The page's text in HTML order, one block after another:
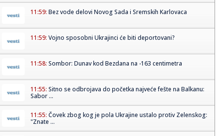
11:59: Bez vode delovi Novog Sada i Sremskih Karlovaca
11:59: Vojno sposobni Ukrajinci će biti deportovani?
11:58: Sombor: Dunav kod Bezdana na -163 centimetra
11:55: Sitno se odbrojava do početka najveće fešte na Balkanu:
Sabor ...
11:55: Čovek zbog kog je pola Ukrajine ustalo protiv Zelenskog:
"Znate ...